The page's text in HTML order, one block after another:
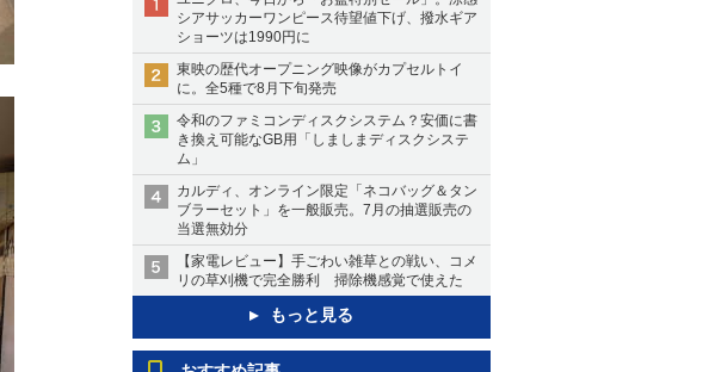
シアサッカーワンピース待望値下げ、撥水ギア
ショーツは1990円に
東映の歴代オープニング映像がカプセルトイ
に。全5種で8月下旬発売
令和のファミコンディスクシステム？安価に書
き換え可能なGB用「しましまディスクシステ
ム」
カルディ、オンライン限定「ネコバッグ＆タン
ブラーセット」を一般販売。7月の抽選販売の
当選無効分
【家電レビュー】手ごわい雑草との戦い、コメ
リの草刈機で完全勝利 掃除機感覚で使えた
もっと見る